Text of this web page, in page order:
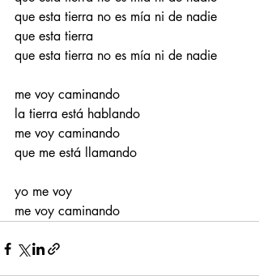
que esta tierra no es mía ni de nadie
que esta tierra
que esta tierra no es mía ni de nadie
me voy caminando
la tierra está hablando
me voy caminando
que me está llamando
yo me voy
me voy caminando